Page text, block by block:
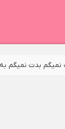
نمیگم بدت نمیگم